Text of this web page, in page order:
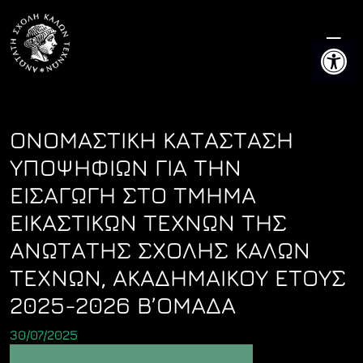
content
ΟΝΟΜΑΣΤΙΚΗ ΚΑΤΑΣΤΑΣΗ
ΥΠΟΨΗΦΙΩΝ ΓΙΑ ΤΗΝ
ΕΙΣΑΓΩΓΗ ΣΤΟ ΤΜΗΜΑ
ΕΙΚΑΣΤΙΚΩΝ ΤΕΧΝΩΝ ΤΗΣ
ΑΝΩΤΑΤΗΣ ΣΧΟΛΗΣ ΚΑΛΩΝ
ΤΕΧΝΩΝ, ΑΚΑΔΗΜΑΙΚΟΥ ΕΤΟΥΣ
2025-2026 Β’ΟΜΑΔΑ
30/07/2025